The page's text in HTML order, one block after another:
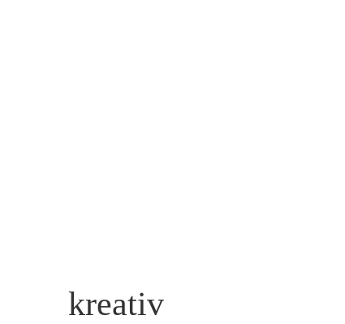
kreativ